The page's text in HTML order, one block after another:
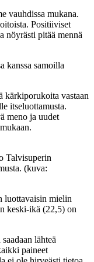
vauhdissa mukana.
Positiiviset
nöyrästi pitää mennä
kanssa samoilla
vastaan
itseluottamusta.
meno ja uudet
Talvisuperin
(kuva:
luottavaisin mielin
keski-ikä (22,5) on
lähteä
paineet